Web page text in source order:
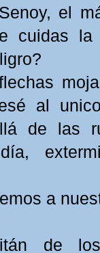
el
cuidas
al
de las
a
de